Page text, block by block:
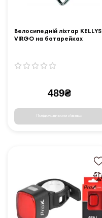
Велосипедній ліхтар KELLYS
VIRGO на батарейках
489₴
Повідомити коли з'явиться